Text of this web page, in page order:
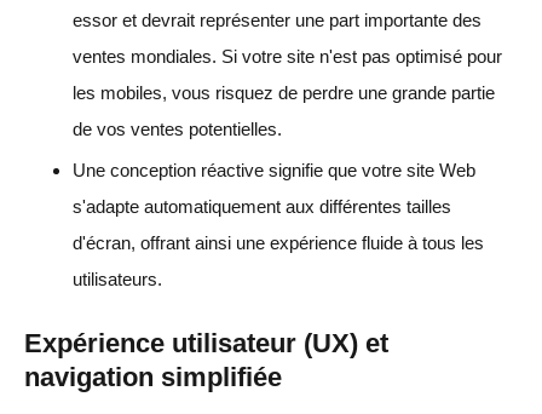
essor et devrait représenter une part importante des
ventes mondiales. Si votre site n'est pas optimisé pour
les mobiles, vous risquez de perdre une grande partie
de vos ventes potentielles.
Une conception réactive signifie que votre site Web
s'adapte automatiquement aux différentes tailles
d'écran, offrant ainsi une expérience fluide à tous les
utilisateurs.
Expérience utilisateur (UX) et
navigation simplifiée